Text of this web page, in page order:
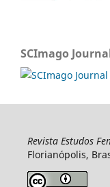
SCImago
Revista Estudos
Florianópolis,